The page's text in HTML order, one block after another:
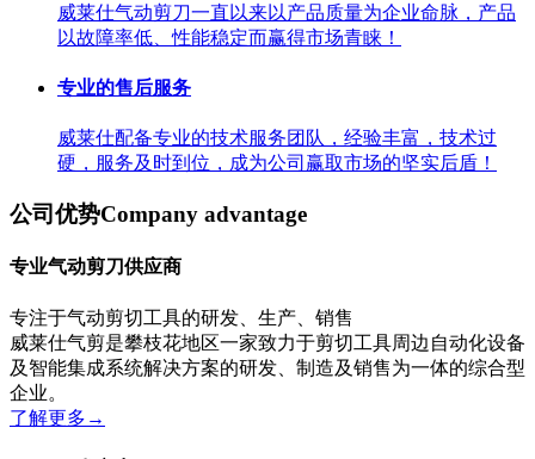
威莱仕气动剪刀一直以来以产品质量为企业命脉，产品
以故障率低、性能稳定而赢得市场青睐！
专业的售后服务
威莱仕配备专业的技术服务团队，经验丰富，技术过
硬，服务及时到位，成为公司赢取市场的坚实后盾！
公司优势Company advantage
专业气动剪刀供应商
专注于气动剪切工具的研发、生产、销售
威莱仕气剪是攀枝花地区一家致力于剪切工具周边自动化设备
及智能集成系统解决方案的研发、制造及销售为一体的综合型
企业。
了解更多 →